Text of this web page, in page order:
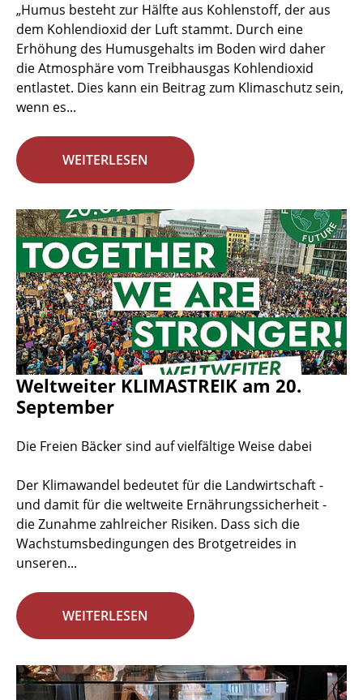
„Humus besteht zur Hälfte aus Kohlenstoff, der aus
dem Kohlendioxid der Luft stammt. Durch eine
Erhöhung des Humusgehalts im Boden wird daher
die Atmosphäre vom Treibhausgas Kohlendioxid
entlastet. Dies kann ein Beitrag zum Klimaschutz sein,
wenn es...
WEITERLESEN
Weltweiter KLIMASTREIK am 20.
September
Die Freien Bäcker sind auf vielfältige Weise dabei
Der Klimawandel bedeutet für die Landwirtschaft -
und damit für die weltweite Ernährungssicherheit -
die Zunahme zahlreicher Risiken. Dass sich die
Wachstumsbedingungen des Brotgetreides in
unseren...
WEITERLESEN